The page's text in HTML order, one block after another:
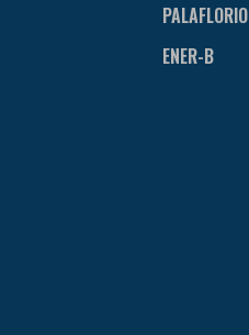
PALAFLORIO
ENER-B